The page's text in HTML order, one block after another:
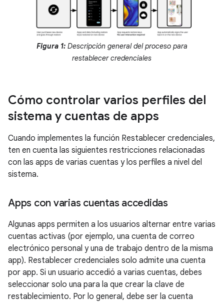
Figura 1: Descripción general del proceso para
restablecer credenciales
Cómo controlar varios perfiles del
sistema y cuentas de apps
Cuando implementes la función Restablecer credenciales,
ten en cuenta las siguientes restricciones relacionadas
con las apps de varias cuentas y los perfiles a nivel del
sistema.
Apps con varias cuentas accedidas
Algunas apps permiten a los usuarios alternar entre varias
cuentas activas (por ejemplo, una cuenta de correo
electrónico personal y una de trabajo dentro de la misma
app). Restablecer credenciales solo admite una cuenta
por app. Si un usuario accedió a varias cuentas, debes
seleccionar solo una para la que crear la clave de
restablecimiento. Por lo general, debe ser la cuenta